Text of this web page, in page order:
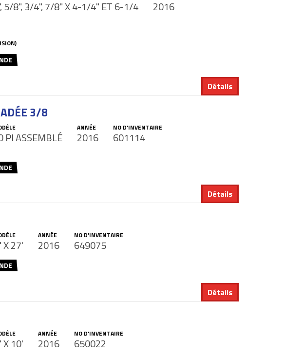
Détails
5/8", 3/4", 7/8" X 4-1/4" ET 6-1/4 2016
Détails
3/8
PI ASSEMBLÉ
ANNÉE
2016
NO D'INVENTAIRE
601114
Détails
X 27'
ANNÉE
2016
NO D'INVENTAIRE
649075
X 10'
ANNÉE
2016
NO D'INVENTAIRE
650022